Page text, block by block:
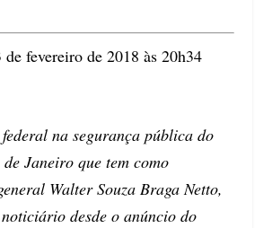
de fevereiro de 2018 às 20h34
na segurança pública do
Janeiro que tem como
Walter Souza Braga Netto,
desde o anúncio do